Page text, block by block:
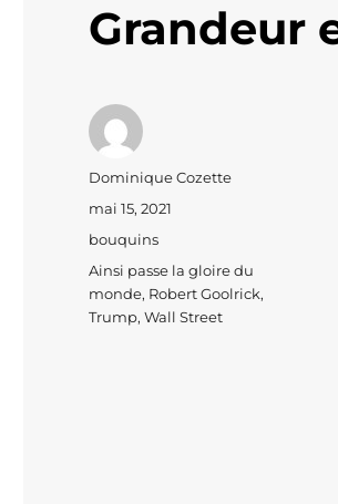
Grandeur
Auteur
Dominique Cozette
Publié
le
mai 15, 2021
Catégories
bouquins
Étiquettes
Ainsi passe la gloire du
monde, Robert Goolrick,
Trump,Wall Street